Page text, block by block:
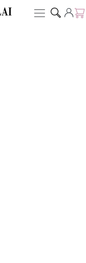
Entrega en 48/72 h